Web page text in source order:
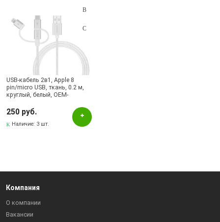
USB-кабель 2в1, Apple 8
pin/micro USB, ткань, 0.2 м,
круглый, белый, OEM-
250 руб.
Наличие: 3 шт.
Компания
О компании
Вакансии